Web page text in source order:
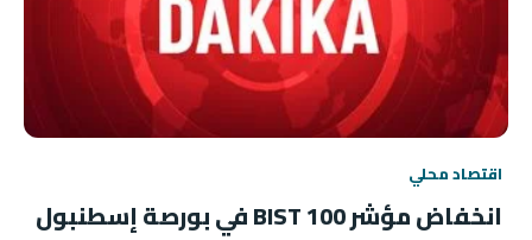
اقتصاد محلي
انخفاض مؤشر BIST 100 في بورصة إسطنبول